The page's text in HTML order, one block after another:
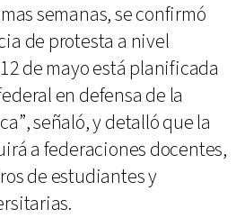
semanas, se confirmó
de protesta a nivel
de mayo está planificada
en defensa de la
señaló, y detalló que la
a federaciones docentes,
de estudiantes y